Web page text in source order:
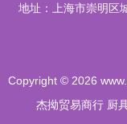
地址：上海市崇明区
Copyright © 2026
杰拗贸易商行 厨